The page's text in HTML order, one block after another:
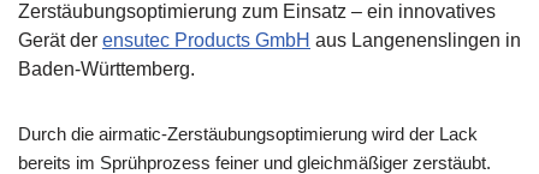
Zerstäubungsoptimierung zum Einsatz – ein innovatives
Gerät der ensutec Products GmbH aus Langenenslingen in
Baden-Württemberg.
Durch die airmatic-Zerstäubungsoptimierung wird der Lack
bereits im Sprühprozess feiner und gleichmäßiger zerstäubt.